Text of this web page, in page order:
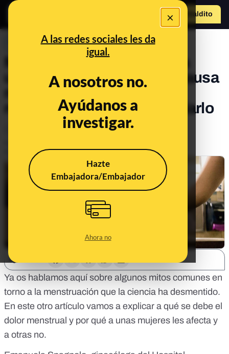
×
A las redes sociales les da
igual.
A nosotros no.
Ayúdanos a
investigar.
Hazte
Embajadora/Embajador
Ahora no
Hazte Maldito
PREBUNKING
Maldita Regla (II): por qué a
unas mujeres la regla les causa
más dolor que otras y qué
remedios existen para aliviarlo
Actualizado elMay 13, 2022, 12:31:00 PM
Ya os hablamos aquísobre algunos mitos comunes en
torno a la menstruación que la ciencia ha desmentido.
En este otro artículo vamos a explicar a qué se debe el
dolor menstrual y por qué a unas mujeres les afecta y
a otras no.